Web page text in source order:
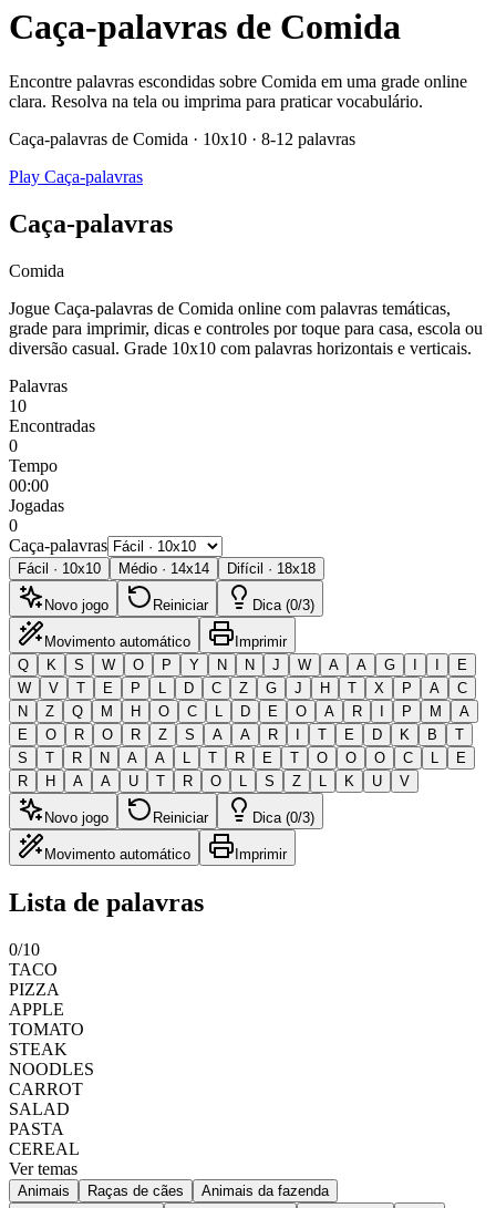
Caça-palavras de Comida
Encontre palavras escondidas sobre Comida em uma grade online
clara. Resolva na tela ou imprima para praticar vocabulário.
Caça-palavras de Comida · 10x10 · 8-12 palavras
Play Caça-palavras
Caça-palavras
Comida
Jogue Caça-palavras de Comida online com palavras temáticas,
grade para imprimir, dicas e controles por toque para casa, escola ou
diversão casual. Grade 10x10 com palavras horizontais e verticais.
Palavras
10
Encontradas
0
Tempo
00:00
Jogadas
0
Caça-palavras
Fácil · 10x10 Médio · 14x14 Difícil · 18x18
Novo jogo Reiniciar Dica (0/3)
Movimento automático
Imprimir
Q
K S W O P Y N N J W A A G I I
E
W
V T E P L D C Z G J H T X P A
C
N
Z Q M H O C L D E O A R I P M
A
E
O R O R Z S A A R I T E D K B
T
S
T R N A A L T R E T O O O C L
E
R
H A A U T R O L S Z L K U V
Novo jogo Reiniciar Dica (0/3)
Movimento automático Imprimir
Lista de palavras
0/10
TACO
PIZZA
APPLE
TOMATO
STEAK
NOODLES
CARROT
SALAD
PASTA
CEREAL
Ver temas
Animais Raças de cães
Animais da fazenda